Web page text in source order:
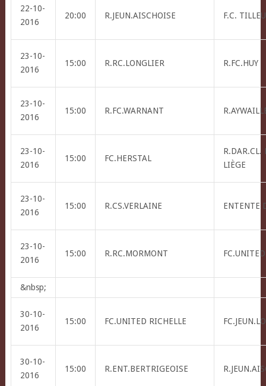
22-10-
2016
20:00 R.JEUN.AISCHOISE F.C.
23-10-
2016
15:00 R.RC.LONGLIER R.FC.HUY
23-10-
2016
15:00 R.FC.WARNANT
23-10-
2016
15:00 FC.HERSTAL
R.DAR.CL.
LIÈGE
23-10-
2016
15:00 R.CS.VERLAINE ENTENTE
23-10-
2016
15:00 R.RC.MORMONT
&nbsp;
30-10-
2016
15:00 FC.UNITED RICHELLE
30-10-
2016
15:00 R.ENT.BERTRIGEOISE